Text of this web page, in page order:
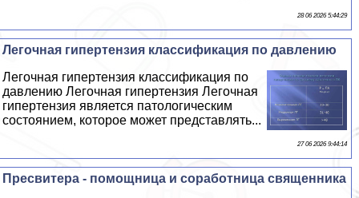
28 06 2026 5:44:29
Легочная гипертензия классификация по давлению
Легочная гипертензия классификация по
давлению Легочная гипертензия Легочная
гипертензия является патологическим
состоянием, которое может представлять...
27 06 2026 9:44:14
Пресвитера - помощница и соработница священника